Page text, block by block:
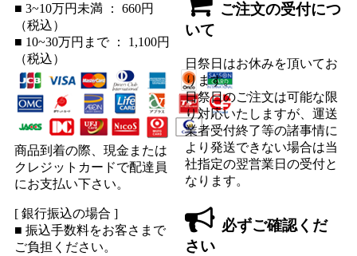
■ 3~10万円未満 ： 660円
（税込）
■ 10~30万円まで ： 1,100円
（税込）
商品到着の際、現金または
クレジットカードで配達員
にお支払い下さい。
[ 銀行振込の場合 ]
■ 振込手数料をお客さまで
ご負担ください。
ご注文の受付につ
いて
日祭日はお休みを頂いてお
ります。
日祭日のご注文は可能な限
り対応いたしますが、運送
業者受付終了等の諸事情に
より発送できない場合は当
社指定の翌営業日の受付と
なります。
必ずご確認くだ
さい